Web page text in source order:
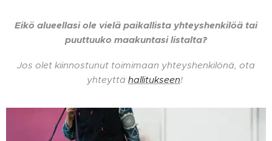
Eikö alueellasi ole vielä paikallista yhteyshenkilöä tai
puuttuuko maakuntasi listalta?
Jos olet kiinnostunut toimimaan yhteyshenkilönä, ota
yhteyttä hallitukseen!